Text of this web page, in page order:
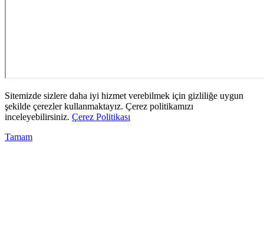
Sitemizde sizlere daha iyi hizmet verebilmek için gizliliğe uygun
şekilde çerezler kullanmaktayız. Çerez politikamızı
inceleyebilirsiniz. Çerez Politikası
Tamam